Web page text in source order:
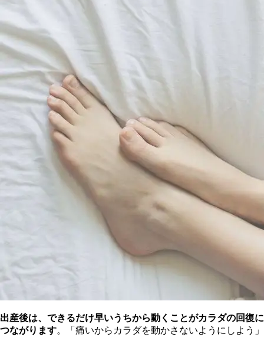
出産後は、できるだけ早いうちから動くことがカラダの回復に
つながります。「痛いからカラダを動かさないようにしよう」